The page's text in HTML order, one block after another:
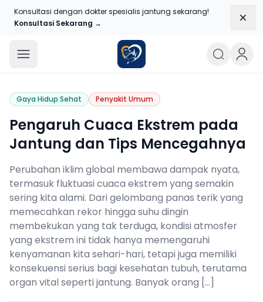
Konsultasi dengan dokter spesialis jantung sekarang!
Konsultasi Sekarang →
Blog Jantungku
Gaya Hidup Sehat Penyakit Umum
Pengaruh Cuaca Ekstrem pada
Jantung dan Tips Mencegahnya
Perubahan iklim global membawa dampak nyata,
termasuk fluktuasi cuaca ekstrem yang semakin
sering kita alami. Dari gelombang panas terik yang
memecahkan rekor hingga suhu dingin
membekukan yang tak terduga, kondisi atmosfer
yang ekstrem ini tidak hanya memengaruhi
kenyamanan kita sehari-hari, tetapi juga memiliki
konsekuensi serius bagi kesehatan tubuh, terutama
organ vital seperti jantung. Banyak orang […]